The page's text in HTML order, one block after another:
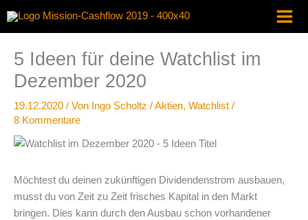
Inhalt
5 Ideen für deine Watchlist im
Dezember 2020
19.12.2020 / Von Ingo Scholtz /Aktien, Watchlist /
8 Kommentare
Möchtest du deinen zukünftigen Dividendenstrom ausbauen,
musst du von Zeit zu Zeit frisches Kapital in den Markt
bringen. Dies kann durch den Ausbau schon vorhandener